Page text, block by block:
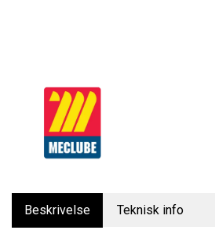
Beskrivelse Teknisk info